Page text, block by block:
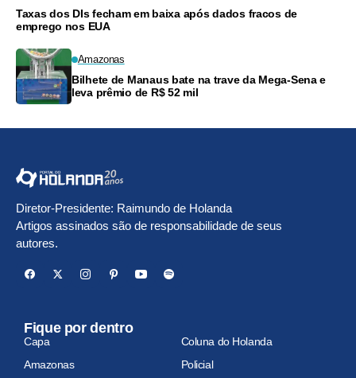
Taxas dos DIs fecham em baixa após dados fracos de
emprego nos EUA
Amazonas
Bilhete de Manaus bate na trave da Mega-Sena e
leva prêmio de R$ 52 mil
Diretor-Presidente: Raimundo de Holanda
Artigos assinados são de responsabilidade de seus
autores.
Fique por dentro
Capa
Coluna do Holanda
Amazonas
Policial